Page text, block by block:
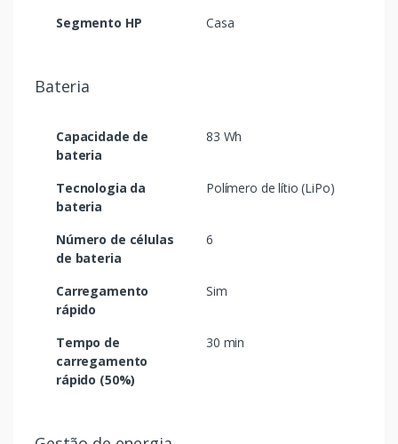
Segmento HP
Casa
Bateria
Capacidade de
bateria
83 Wh
Tecnologia da
bateria
Polímero de lítio (LiPo)
Número de células
de bateria
6
Carregamento
rápido
Sim
Tempo de
carregamento
rápido (50%)
30 min